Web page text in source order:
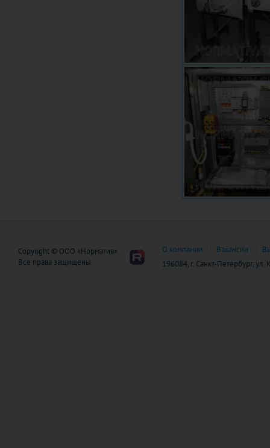
Copyright © ООО «Норматив».
Все права защищены.
О компании Вакансии
196084, г. Санкт-Петербург,